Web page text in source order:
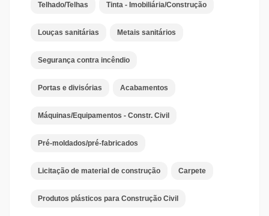
Telhado/Telhas Tinta - Imobiliária/Construção
Louças sanitárias Metais sanitários
Segurança contra incêndio
Portas e divisórias Acabamentos
Máquinas/Equipamentos - Constr. Civil
Pré-moldados/pré-fabricados
Licitação de material de construção Carpete
Produtos plásticos para Construção Civil